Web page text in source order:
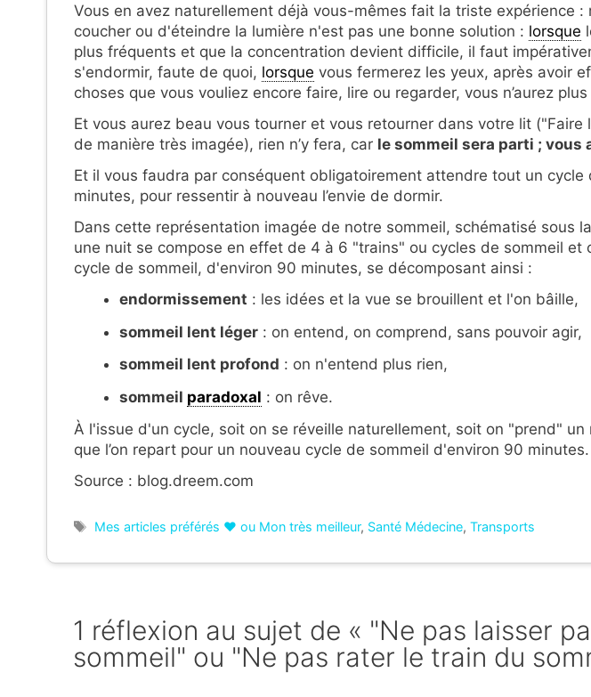
Vous en avez naturellement déjà vous-mêmes fait la triste expérience :
coucher ou d'éteindre la lumière n'est pas une bonne solution : lorsque
plus fréquents et que la concentration devient difficile, il faut
s'endormir, faute de quoi, lorsque vous fermerez les yeux, après avoir
choses que vous vouliez encore faire, lire ou regarder, vous n’aurez
Et vous aurez beau vous tourner et vous retourner dans votre lit
de manière très imagée), rien n’y fera, car le sommeil sera parti ; vous
Et il vous faudra par conséquent obligatoirement attendre tout un
minutes, pour ressentir à nouveau l’envie de dormir.
Dans cette représentation imagée de notre sommeil, schématisé sous
une nuit se compose en effet de 4 à 6 "trains" ou cycles de sommeil et
cycle de sommeil, d'environ 90 minutes, se décomposant ainsi :
endormissement : les idées et la vue se brouillent et l'on bâille,
sommeil lent léger : on entend, on comprend, sans pouvoir agir,
sommeil lent profond : on n'entend plus rien,
sommeil paradoxal : on rêve.
À l'issue d'un cycle, soit on se réveille naturellement, soit on "prend" un
que l’on repart pour un nouveau cycle de sommeil d'environ 90 minutes.
Source : blog.dreem.com
Étiquettes
Mes articles préférés ❤ ou Mon très meilleur, Santé Médecine,Transports
1 réflexion au sujet de « "Ne pas laisser
sommeil" ou "Ne pas rater le train du